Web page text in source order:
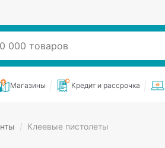
Магазины Кредит и рассрочка
/ Клеевые пистолеты